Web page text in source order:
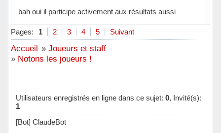
bah oui il participe activement aux résultats aussi
Hors ligne
Pages: 1 2 3 4 5 Suivant
Accueil » Joueurs et staff
» Notons les joueurs !
Utilisateurs enregistrés en ligne dans ce sujet: 0, Invité(s):
1
[Bot] ClaudeBot